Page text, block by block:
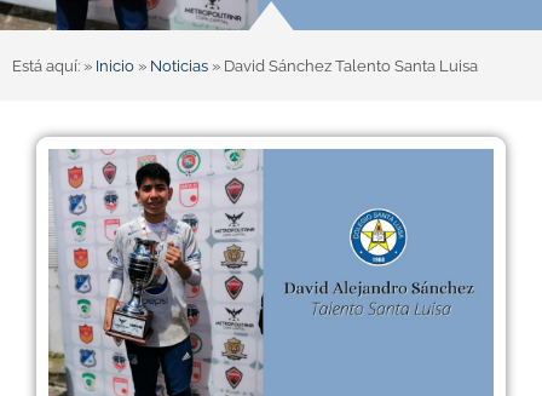
Está aquí: » Inicio » Noticias » David Sánchez Talento Santa Luisa